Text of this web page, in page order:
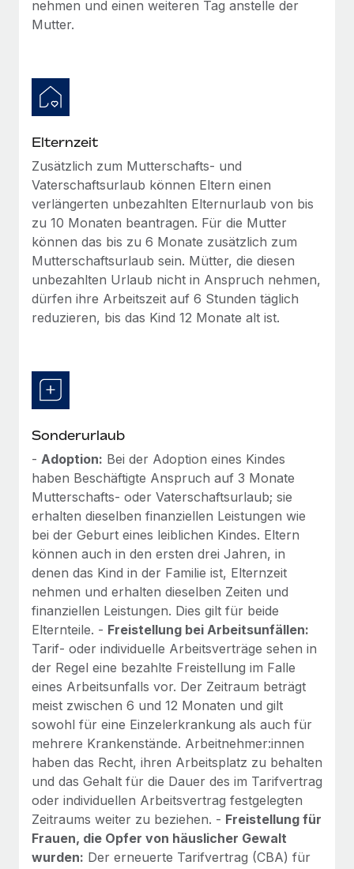
Mehr erfahren
nehmen und einen weiteren Tag anstelle der
Mutter.
Elternzeit
Zusätzlich zum Mutterschafts- und
Vaterschaftsurlaub können Eltern einen
verlängerten unbezahlten Elternurlaub von bis
zu 10 Monaten beantragen. Für die Mutter
können das bis zu 6 Monate zusätzlich zum
Mutterschaftsurlaub sein. Mütter, die diesen
unbezahlten Urlaub nicht in Anspruch nehmen,
dürfen ihre Arbeitszeit auf 6 Stunden täglich
reduzieren, bis das Kind 12 Monate alt ist.
Sonderurlaub
- Adoption: Bei der Adoption eines Kindes
haben Beschäftigte Anspruch auf 3 Monate
Mutterschafts- oder Vaterschaftsurlaub; sie
erhalten dieselben finanziellen Leistungen wie
bei der Geburt eines leiblichen Kindes. Eltern
können auch in den ersten drei Jahren, in
denen das Kind in der Familie ist, Elternzeit
nehmen und erhalten dieselben Zeiten und
finanziellen Leistungen. Dies gilt für beide
Elternteile. - Freistellung bei Arbeitsunfällen:
Tarif- oder individuelle Arbeitsverträge sehen in
der Regel eine bezahlte Freistellung im Falle
eines Arbeitsunfalls vor. Der Zeitraum beträgt
meist zwischen 6 und 12 Monaten und gilt
sowohl für eine Einzelerkrankung als auch für
mehrere Krankenstände. Arbeitnehmer:innen
haben das Recht, ihren Arbeitsplatz zu behalten
und das Gehalt für die Dauer des im Tarifvertrag
oder individuellen Arbeitsvertrag festgelegten
Zeitraums weiter zu beziehen. - Freistellung für
Frauen, die Opfer von häuslicher Gewalt
wurden: Der erneuerte Tarifvertrag (CBA) für